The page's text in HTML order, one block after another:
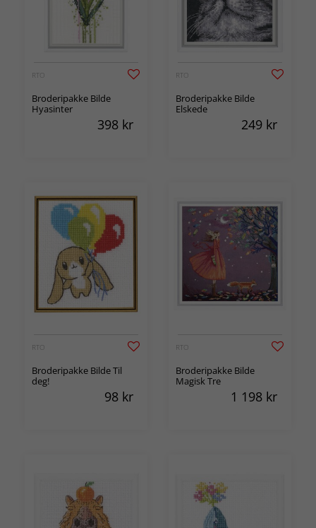
RTO
Broderipakke Bilde
Hyasinter
398 kr
RTO
Broderipakke Bilde
Elskede
249 kr
RTO
Broderipakke Bilde Til
deg!
98 kr
RTO
Broderipakke Bilde
Magisk Tre
1 198 kr